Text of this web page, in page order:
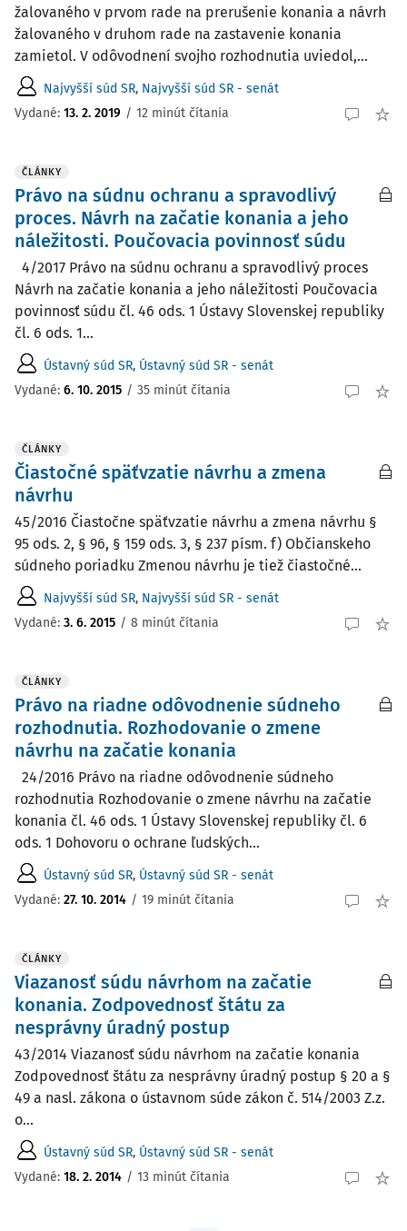
žalovaného v prvom rade na prerušenie konania a návrh
žalovaného v druhom rade na zastavenie konania
zamietol. V odôvodnení svojho rozhodnutia uviedol,...
Najvyšší súd SR, Najvyšší súd SR - senát
Vydané: 13. 2. 2019 / 12 minút čítania
ČLÁNKY
Právo na súdnu ochranu a spravodlivý
proces. Návrh na začatie konania a jeho
náležitosti. Poučovacia povinnosť súdu
4/2017 Právo na súdnu ochranu a spravodlivý proces
Návrh na začatie konania a jeho náležitosti Poučovacia
povinnosť súdu čl. 46 ods. 1 Ústavy Slovenskej republiky
čl. 6 ods. 1...
Ústavný súd SR, Ústavný súd SR - senát
Vydané: 6. 10. 2015 / 35 minút čítania
ČLÁNKY
Čiastočné späťvzatie návrhu a zmena
návrhu
45/2016 Čiastočne späťvzatie návrhu a zmena návrhu §
95 ods. 2, § 96, § 159 ods. 3, § 237 písm. f) Občianskeho
súdneho poriadku Zmenou návrhu je tiež čiastočné...
Najvyšší súd SR, Najvyšší súd SR - senát
Vydané: 3. 6. 2015 / 8 minút čítania
ČLÁNKY
Právo na riadne odôvodnenie súdneho
rozhodnutia. Rozhodovanie o zmene
návrhu na začatie konania
24/2016 Právo na riadne odôvodnenie súdneho
rozhodnutia Rozhodovanie o zmene návrhu na začatie
konania čl. 46 ods. 1 Ústavy Slovenskej republiky čl. 6
ods. 1 Dohovoru o ochrane ľudských...
Ústavný súd SR, Ústavný súd SR - senát
Vydané: 27. 10. 2014 / 19 minút čítania
ČLÁNKY
Viazanosť súdu návrhom na začatie
konania. Zodpovednosť štátu za
nesprávny úradný postup
43/2014 Viazanosť súdu návrhom na začatie konania
Zodpovednosť štátu za nesprávny úradný postup § 20 a §
49 a nasl. zákona o ústavnom súde zákon č. 514/2003 Z.z.
o...
Ústavný súd SR, Ústavný súd SR - senát
Vydané: 18. 2. 2014 / 13 minút čítania